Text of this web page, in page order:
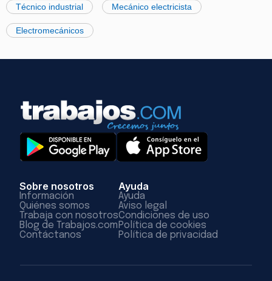
Técnico industrial Mecánico electricista
Electromecánicos
Sobre nosotros
Información
Quiénes somos
Trabaja con nosotros
Blog de Trabajos.com
Contáctanos
Ayuda
Ayuda
Aviso legal
Condiciones de uso
Política de cookies
Política de privacidad